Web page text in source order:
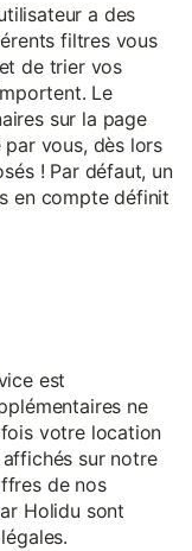
a des
filtres vous
de trier vos
Le
sur la page
par vous, dès lors
! Par défaut, un
en compte définit
est
ne
votre location
sur notre
de nos
Holidu sont